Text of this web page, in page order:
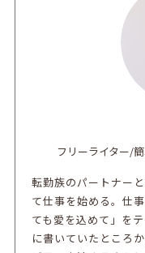
フリーライター/
転勤族のパートナー
て仕事を始める。仕
ても愛を込めて」を
に書いていたところ